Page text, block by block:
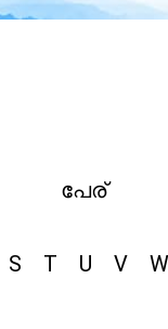
പേര്
S T U V W